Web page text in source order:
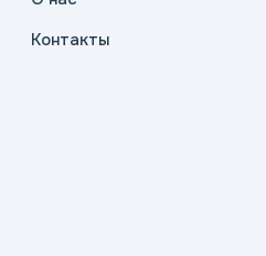
Контакты